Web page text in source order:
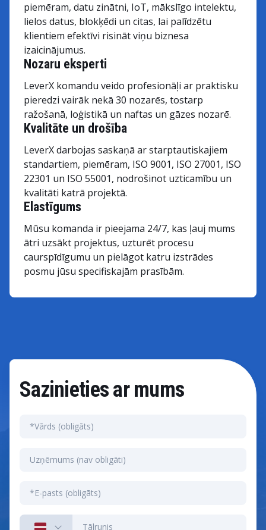
Nozaru eksperti
LeverX komandu veido profesionāļi ar praktisku
pieredzi vairāk nekā 30 nozarēs, tostarp
ražošanā, loģistikā un naftas un gāzes nozarē.
Kvalitāte un drošība
LeverX darbojas saskaņā ar starptautiskajiem
standartiem, piemēram, ISO 9001, ISO 27001, ISO
22301 un ISO 55001, nodrošinot uzticamību un
kvalitāti katrā projektā.
piemēram, datu zinātni, IoT, mākslīgo intelektu,
lielos datus, blokķēdi un citas, lai palīdzētu
klientiem efektīvi risināt viņu biznesa
izaicinājumus.
Elastīgums
Mūsu komanda ir pieejama 24/7, kas ļauj mums
ātri uzsākt projektus, uzturēt procesu
caurspīdīgumu un pielāgot katru izstrādes
posmu jūsu specifiskajām prasībām.
Sazinieties ar mums